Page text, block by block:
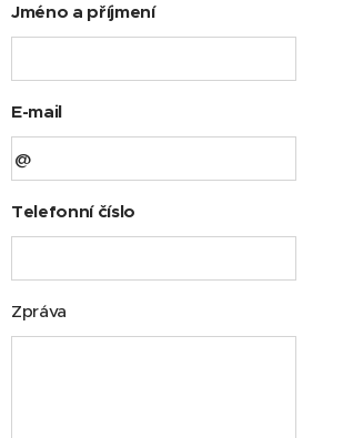
Jméno a příjmení
E-mail
Telefonní číslo
Zpráva